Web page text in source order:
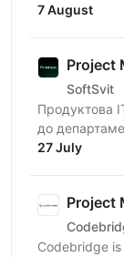
реалізовувати проєкти.
7 August
Project
SoftSvit
Продуктова
до
27 July
Project
Codebridge